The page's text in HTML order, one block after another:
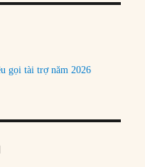
gọi tài trợ năm 2026